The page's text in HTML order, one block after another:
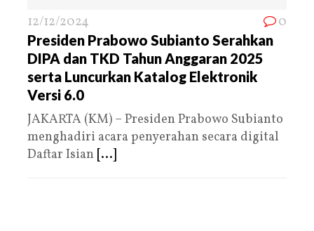
12/12/2024 0
Presiden Prabowo Subianto Serahkan
DIPA dan TKD Tahun Anggaran 2025
serta Luncurkan Katalog Elektronik
Versi 6.0
JAKARTA (KM) – Presiden Prabowo Subianto
menghadiri acara penyerahan secara digital
Daftar Isian [...]